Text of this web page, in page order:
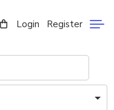
Login Register